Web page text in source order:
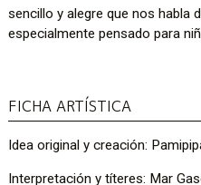
sencillo y alegre que nos habla
especialmente pensado para
FICHA ARTÍSTICA
Idea original y creación:
Interpretación y títeres: Mar